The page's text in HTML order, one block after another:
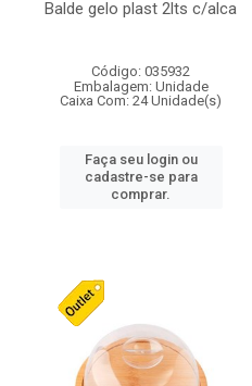
Balde gelo plast 2lts c/alca
Código: 035932
Embalagem: Unidade
Caixa Com: 24 Unidade(s)
Faça seu login ou
cadastre-se para
comprar.